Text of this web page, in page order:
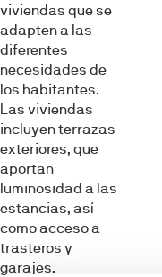
viviendas que se
adapten a las
diferentes
necesidades de
los habitantes.
Las viviendas
incluyen terrazas
exteriores, que
aportan
luminosidad a las
estancias, así
como acceso a
trasteros y
garajes.